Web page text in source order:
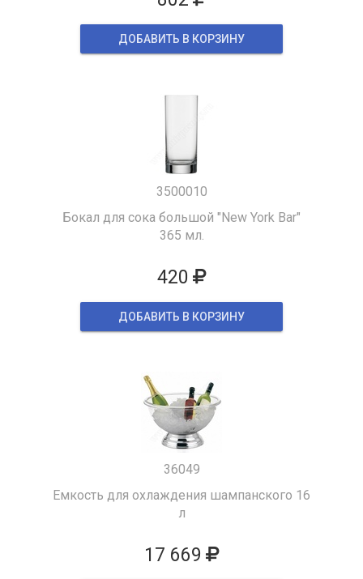
ДОБАВИТЬ В КОРЗИНУ
3500010
Бокал для сока большой "New York Bar"
365 мл.
420
ДОБАВИТЬ В КОРЗИНУ
36049
Емкость для охлаждения шампанского 16
л
17 669